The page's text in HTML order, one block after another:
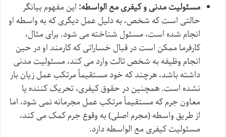
مسئولیت مدنی و کیفری مع الواسطه: این مفهوم بیانگر
حالتی است که شخص، به دلیل عمل دیگری که به واسطه او
انجام شده است، مسئول شناخته می شود. برای مثال،
کارفرما ممکن است در قبال خساراتی که کارمند او در حین
انجام وظیفه به شخص ثالث وارد می کند، مسئولیت مدنی
داشته باشد، هرچند که خود مستقیماً مرتکب عمل زیان بار
نشده است. همچنین در حقوق کیفری، تحریک کننده یا
معاون جرم که مستقیماً مرتکب عمل مجرمانه نمی شود، اما
از طریق واسطه (مجرم اصلی) به وقوع جرم کمک می کند،
مسئولیت کیفری مع الواسطه دارد.